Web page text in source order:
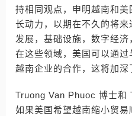
持相同观点，申明越南和
长动力，以期在不久的将
发展，基础设施，数字经济
在这些领域，美国可以通
越南企业的合作，这将加深
Truong Van Phuoc 博士和
如果美国希望越南缩小贸